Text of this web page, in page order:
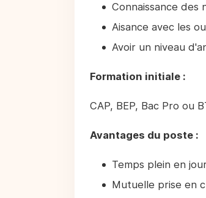
Connaissance des
Aisance avec les
Avoir un niveau
Formation initiale :
CAP, BEP, Bac Pro ou
Avantages du poste :
Temps plein en
Mutuelle prise en